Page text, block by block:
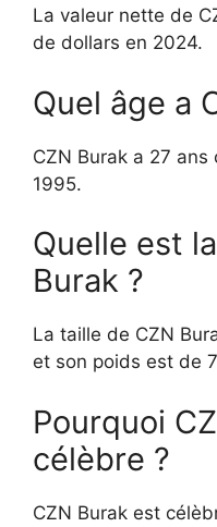
La valeur nette de
de dollars en 2024.
Quel âge a
CZN Burak a 27
1995.
Quelle est
Burak ?
La taille de CZN
et son poids est de
Pourquoi
célèbre ?
CZN Burak est